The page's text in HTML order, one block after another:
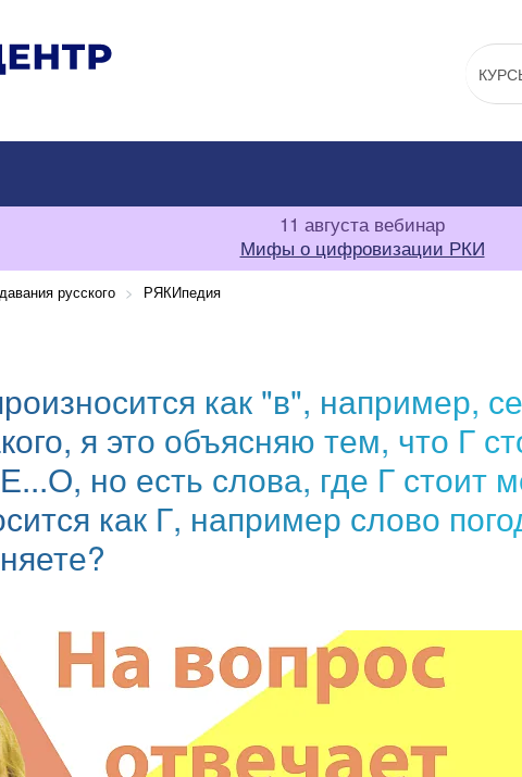
11 августа вебинар
Мифы о цифровизации РКИ
русского > РЯКИпедия
как "в", например,
я это объясняю тем, что Г
но есть слова, где Г стоит
как Г, например слово